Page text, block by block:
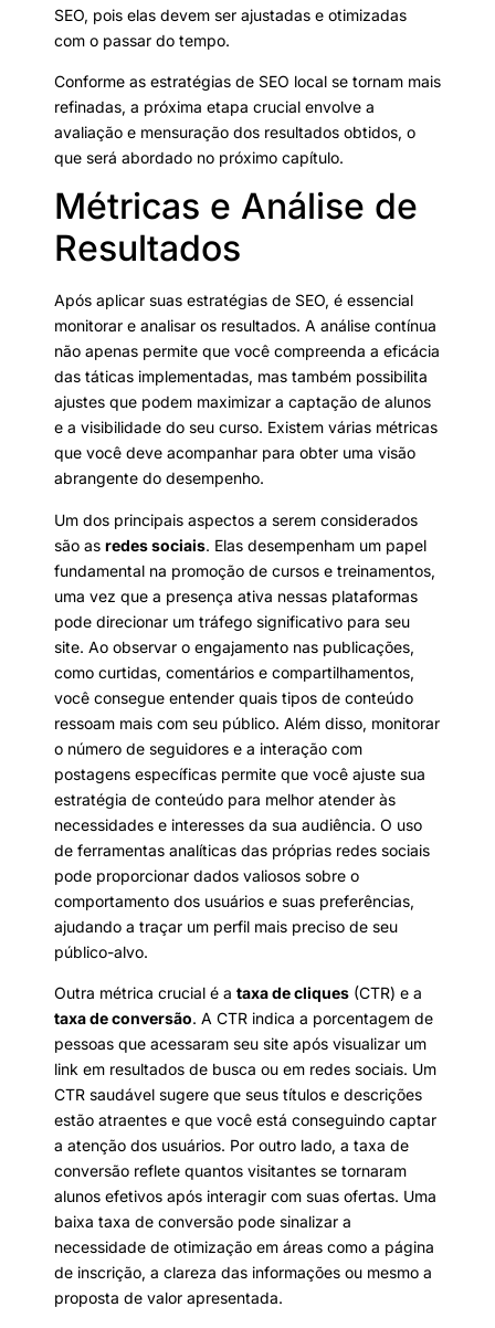
SEO, pois elas devem ser ajustadas e otimizadas
com o passar do tempo.
Conforme as estratégias de SEO local se tornam mais
refinadas, a próxima etapa crucial envolve a
avaliação e mensuração dos resultados obtidos, o
que será abordado no próximo capítulo.
Métricas e Análise de
Resultados
Após aplicar suas estratégias de SEO, é essencial
monitorar e analisar os resultados. A análise contínua
não apenas permite que você compreenda a eficácia
das táticas implementadas, mas também possibilita
ajustes que podem maximizar a captação de alunos
e a visibilidade do seu curso. Existem várias métricas
que você deve acompanhar para obter uma visão
abrangente do desempenho.
Um dos principais aspectos a serem considerados
são as redes sociais. Elas desempenham um papel
fundamental na promoção de cursos e treinamentos,
uma vez que a presença ativa nessas plataformas
pode direcionar um tráfego significativo para seu
site. Ao observar o engajamento nas publicações,
como curtidas, comentários e compartilhamentos,
você consegue entender quais tipos de conteúdo
ressoam mais com seu público. Além disso, monitorar
o número de seguidores e a interação com
postagens específicas permite que você ajuste sua
estratégia de conteúdo para melhor atender às
necessidades e interesses da sua audiência. O uso
de ferramentas analíticas das próprias redes sociais
pode proporcionar dados valiosos sobre o
comportamento dos usuários e suas preferências,
ajudando a traçar um perfil mais preciso de seu
público-alvo.
Outra métrica crucial é a taxa de cliques (CTR) e a
taxa de conversão. A CTR indica a porcentagem de
pessoas que acessaram seu site após visualizar um
link em resultados de busca ou em redes sociais. Um
CTR saudável sugere que seus títulos e descrições
estão atraentes e que você está conseguindo captar
a atenção dos usuários. Por outro lado, a taxa de
conversão reflete quantos visitantes se tornaram
alunos efetivos após interagir com suas ofertas. Uma
baixa taxa de conversão pode sinalizar a
necessidade de otimização em áreas como a página
de inscrição, a clareza das informações ou mesmo a
proposta de valor apresentada.